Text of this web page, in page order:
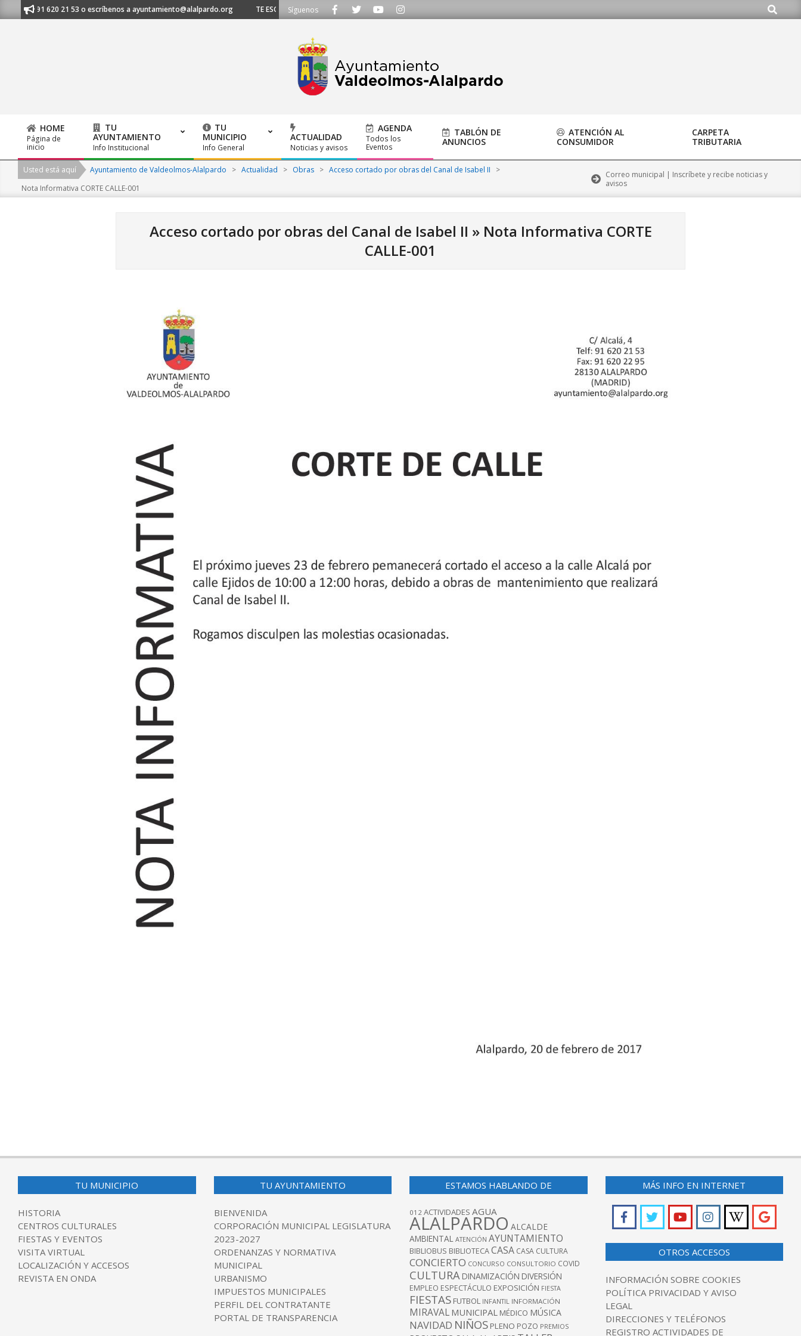
to
al 91 620 21 53 o escríbenos a ayuntamiento@alalpardo.org TE ESCUCHAMOS - Llámanos al 91 620 21 53 o escríbenos a ayuntamiento@alalpardo.org
Síguenos Buscar
Primary
Navigation
Menu
HOME
Página de
inicio
TU
AYUNTAMIENTO
Info Institucional
TU
MUNICIPIO
Info General
ACTUALIDAD
Noticias y avisos
AGENDA
Todos los
Eventos
TABLÓN DE
ANUNCIOS
ATENCIÓN AL
CONSUMIDOR
CARPETA
TRIBUTARIA
Usted está aquí Ayuntamiento de Valdeolmos-Alalpardo > Actualidad > Obras > Acceso cortado por obras del Canal de Isabel II
>
Nota Informativa CORTE CALLE-001
Correo municipal | Inscríbete y recibe noticias y
avisos
Acceso cortado por obras del Canal de Isabel II » Nota Informativa CORTE
CALLE-001
02-
TU MUNICIPIO
HISTORIA
CENTROS CULTURALES
FIESTAS Y EVENTOS
VISITA VIRTUAL
LOCALIZACIÓN Y ACCESOS
REVISTA EN ONDA
TU AYUNTAMIENTO
BIENVENIDA
CORPORACIÓN MUNICIPAL LEGISLATURA
2023-2027
ORDENANZAS Y NORMATIVA
MUNICIPAL
URBANISMO
IMPUESTOS MUNICIPALES
PERFIL DEL CONTRATANTE
PORTAL DE TRANSPARENCIA
ESTAMOS HABLANDO DE
012 ACTIVIDADES AGUA
ALALPARDO ALCALDE
AMBIENTAL ATENCIÓN AYUNTAMIENTO
BIBLIOBUS BIBLIOTECACASA CASA CULTURA
CONCIERTO CONCURSO CONSULTORIO COVID
CULTURA DINAMIZACIÓN DIVERSIÓN
EMPLEO ESPECTÁCULO EXPOSICIÓN FIESTA
FIESTAS FUTBOL INFANTIL INFORMACIÓN
MIRAVAL MUNICIPAL MÉDICO MÚSICA
NAVIDAD NIÑOS PLENO POZO PREMIOS
MÁS INFO EN INTERNET
OTROS ACCESOS
INFORMACIÓN SOBRE COOKIES
POLÍTICA PRIVACIDAD Y AVISO
LEGAL
DIRECCIONES Y TELÉFONOS
REGISTRO ACTIVIDADES DE